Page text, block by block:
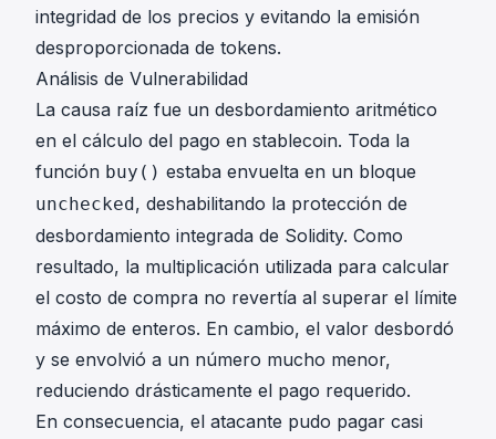
integridad de los precios y evitando la emisión
desproporcionada de tokens.
Análisis de Vulnerabilidad
La causa raíz fue un desbordamiento aritmético
en el cálculo del pago en stablecoin. Toda la
función buy() estaba envuelta en un bloque
unchecked, deshabilitando la protección de
desbordamiento integrada de Solidity. Como
resultado, la multiplicación utilizada para calcular
el costo de compra no revertía al superar el límite
máximo de enteros. En cambio, el valor desbordó
y se envolvió a un número mucho menor,
reduciendo drásticamente el pago requerido.
En consecuencia, el atacante pudo pagar casi